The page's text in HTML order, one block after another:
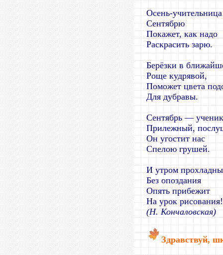
Осень-учительница
Сентябрю
Покажет, как надо
Раскрасить зарю.
Берёзки в
Роще кудрявой,
Поможет цвета
Для дубравы.
Сентябрь — ученик
Прилежный,
Он угостит нас
Спелою грушей.
И утром
Без опоздания
Опять прибежит
На урок рисования!
(Н. Кончаловская)
Здравствуй,